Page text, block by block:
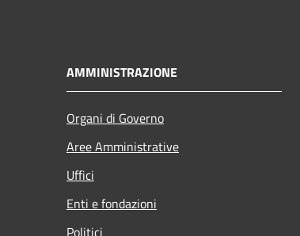
AMMINISTRAZIONE
Organi di Governo
Aree Amministrative
Uffici
Enti e fondazioni
Politici